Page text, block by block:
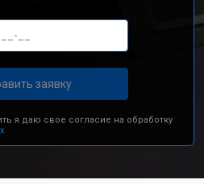
заявку
я даю свое согласие на обработку